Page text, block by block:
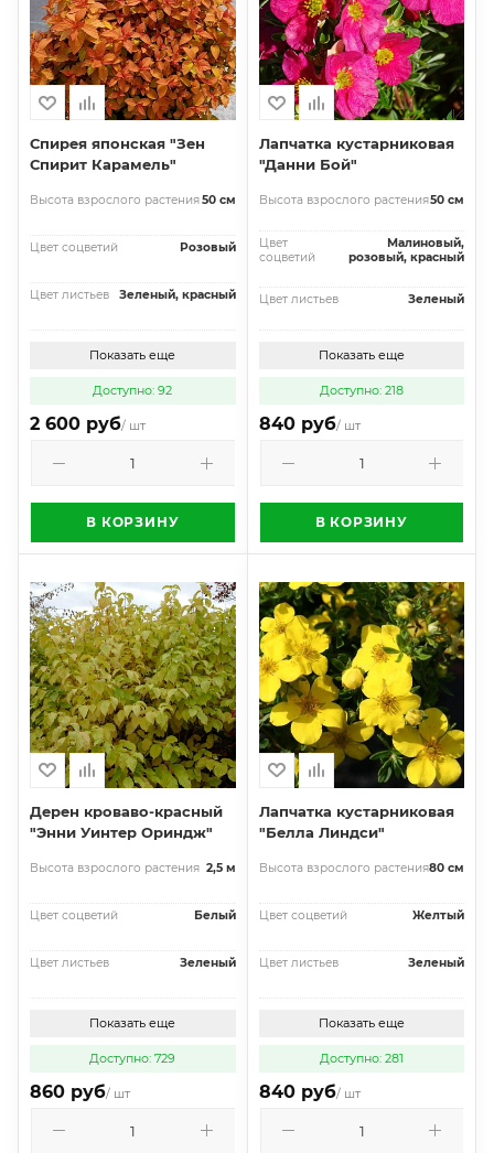
Спирея японская "Зен
Спирит Карамель"
Высота взрослого растения50 см
Цвет соцветий Розовый
Цвет листьев Зеленый, красный
Показать еще
Доступно: 92
2 600 руб/ шт
В КОРЗИНУ
Лапчатка кустарниковая
"Данни Бой"
Высота взрослого растения50 см
Цвет
соцветий
Малиновый,
розовый, красный
Цвет листьев Зеленый
Показать еще
Доступно: 218
840 руб/ шт
В КОРЗИНУ
Дерен кроваво-красный
"Энни Уинтер Ориндж"
Высота взрослого растения 2,5 м
Цвет соцветий Белый
Цвет листьев Зеленый
Показать еще
Доступно: 729
860 руб/ шт
Лапчатка кустарниковая
"Белла Линдси"
Высота взрослого растения80 см
Цвет соцветий Желтый
Цвет листьев Зеленый
Показать еще
Доступно: 281
840 руб/ шт